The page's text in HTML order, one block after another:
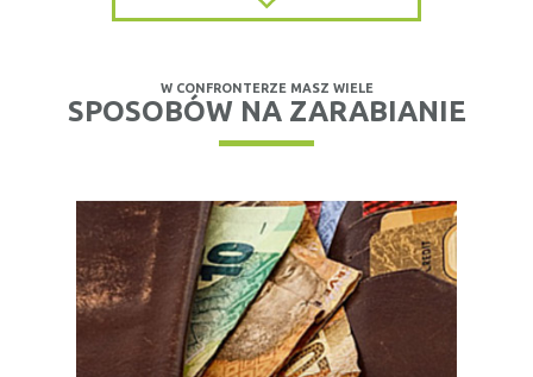
W CONFRONTERZE MASZ WIELE
SPOSOBÓW NA ZARABIANIE